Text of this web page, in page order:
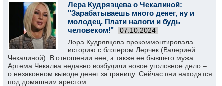
Лера Кудрявцева о Чекалиной:
"Зарабатываешь много денег, ну и
молодец. Плати налоги и будь
человеком!"
07.10.2024
Лера Кудрявцева прокомментировала
историю с блогером Лерчек (Валерией
Чекалиной). В отношении нее, а также ее бывшего мужа
Артема Чекална недавно возбудили новое уголовное дело –
о незаконном выводе денег за границу. Сейчас они находятся
под домашним арестом.